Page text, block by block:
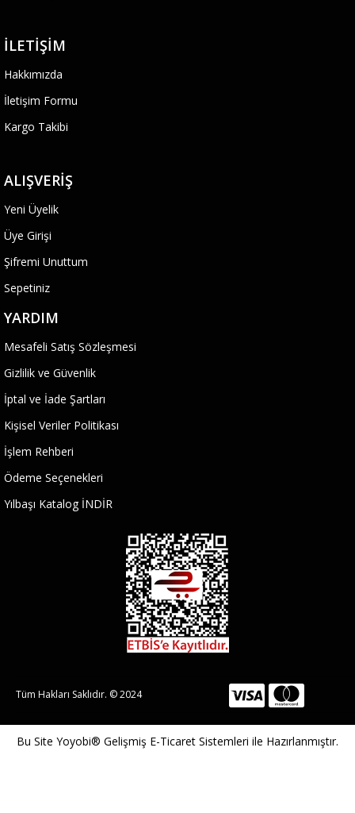
İLETIŞIM
Hakkımızda
İletişim Formu
Kargo Takibi
ALIŞVERIŞ
Yeni Üyelik
Üye Girişi
Şifremi Unuttum
Sepetiniz
YARDIM
Mesafeli Satış Sözleşmesi
Gizlilik ve Güvenlik
İptal ve İade Şartları
Kişisel Veriler Politikası
İşlem Rehberi
Ödeme Seçenekleri
Yılbaşı Katalog İNDİR
Tüm Hakları Saklıdır. © 2024
Bu Site Yoyobi® Gelişmiş E-Ticaret Sistemleri ile Hazırlanmıştır.